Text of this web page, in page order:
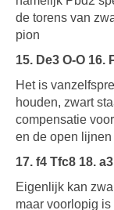
de torens van
pion
15. De3 O-O 16.
Het is
houden, zwart
compensatie
en de open
17. f4 Tfc8 18.
Eigenlijk kan
maar voorlopig